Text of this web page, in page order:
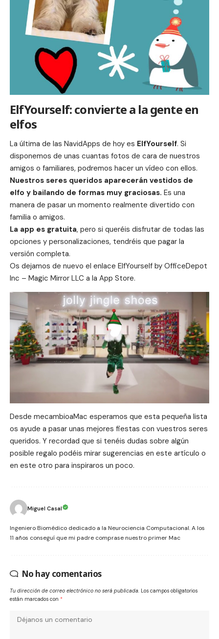
ElfYourself: convierte a la gente en
elfos
La última de las NavidApps de hoy es ElfYourself. Si
disponemos de unas cuantas fotos de cara de nuestros
amigos o familiares, podremos hacer un vídeo con ellos.
Nuestros seres queridos aparecerán vestidos de
elfo y bailando de formas muy graciosas. Es una
manera de pasar un momento realmente divertido con
familia o amigos.
La app es gratuita, pero si queréis disfrutar de todas las
opciones y personalizaciones, tendréis que pagar la
versión completa.
Os dejamos de nuevo el enlace ElfYourself by OfficeDepot
Inc – Magic Mirror LLC a la App Store.
Desde mecambioaMac esperamos que esta pequeña lista
os ayude a pasar unas mejores fiestas con vuestros seres
queridos. Y recordad que si tenéis dudas sobre algún
posible regalo podéis mirar sugerencias en este artículo o
en este otro para inspiraros un poco.
Miguel Casal
Ingeniero Biomédico dedicado a la Neurociencia Computacional. A los
11 años conseguí que mi padre comprase nuestro primer Mac
No hay comentarios
Tu dirección de correo electrónico no será publicada. Los campos obligatorios
están marcados con *